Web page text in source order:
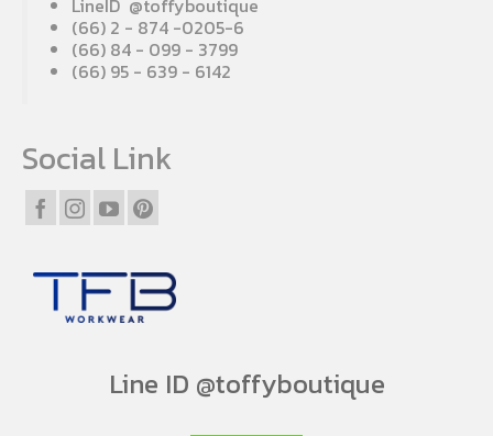
LineID @toffyboutique
(66) 2 - 874 -0205-6
(66) 84 - 099 - 3799
(66) 95 - 639 - 6142
Social Link
Line ID @toffyboutique